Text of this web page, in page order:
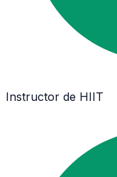
Instructor de HIIT